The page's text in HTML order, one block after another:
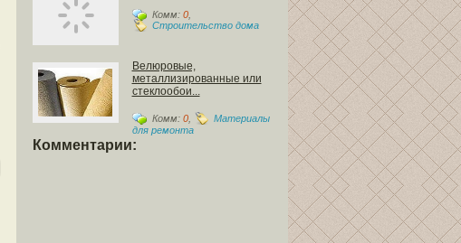
Комм: 0,
Строительство дома
Велюровые,
металлизированные или
стеклообои...
Комм: 0,
Материалы
для ремонта
Комментарии: